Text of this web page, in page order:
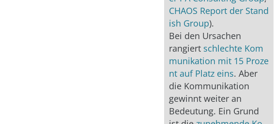
CHAOS Report der Stand
ish Group).
Bei den Ursachen
rangiert schlechte Kom
munikation mit 15 Proze
nt auf Platz eins. Aber
die Kommunikation
gewinnt weiter an
Bedeutung. Ein Grund